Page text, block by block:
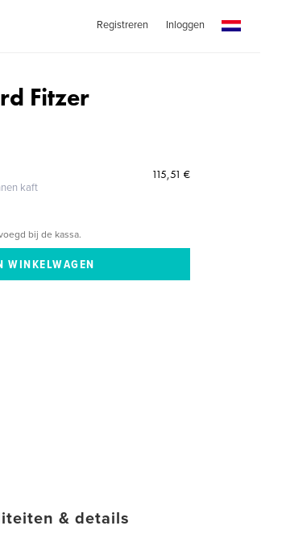
Registreren Inloggen
Fitzer
kaft
115,51 €
bij de kassa.
& details